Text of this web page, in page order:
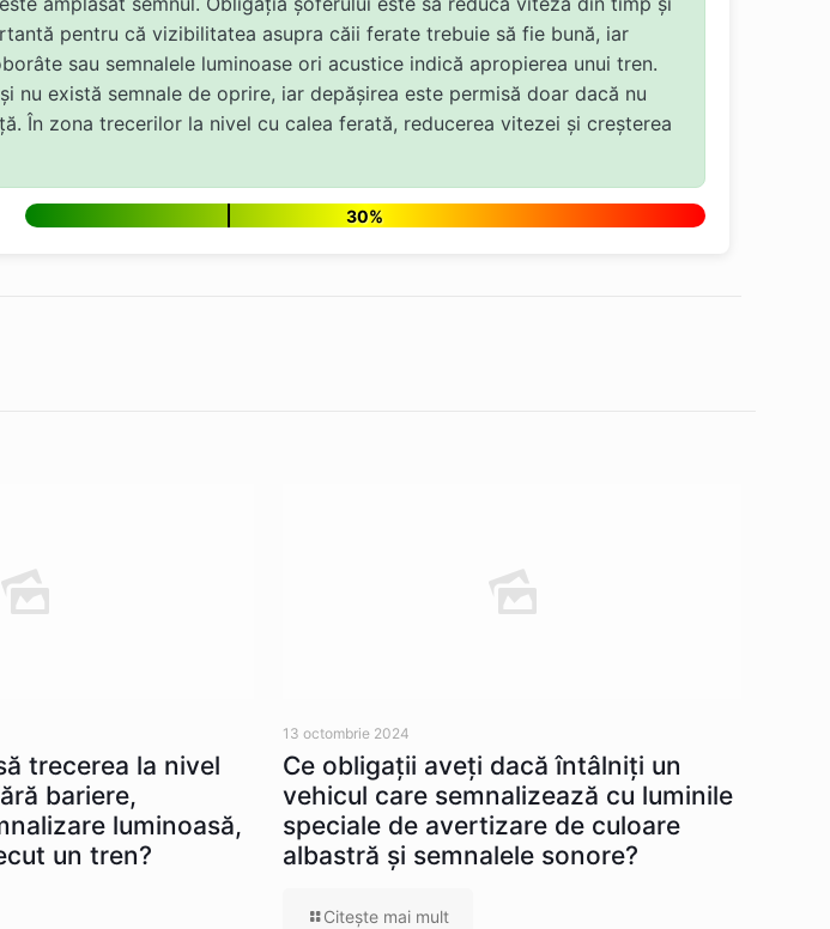
pentru că vizibilitatea asupra căii ferate trebuie să fie bună, iar
sau semnalele luminoase ori acustice indică apropierea unui tren.
există semnale de oprire, iar depășirea este permisă doar dacă nu
În zona trecerilor la nivel cu calea ferată, reducerea vitezei și creșterea
30%
trecerea la nivel
bariere,
luminoasă,
un tren?
13 octombrie 2024
Ce obligaţii aveţi dacă întâlniţi un
vehicul care semnalizează cu luminile
speciale de avertizare de culoare
albastră şi semnalele sonore?
Citeşte mai mult